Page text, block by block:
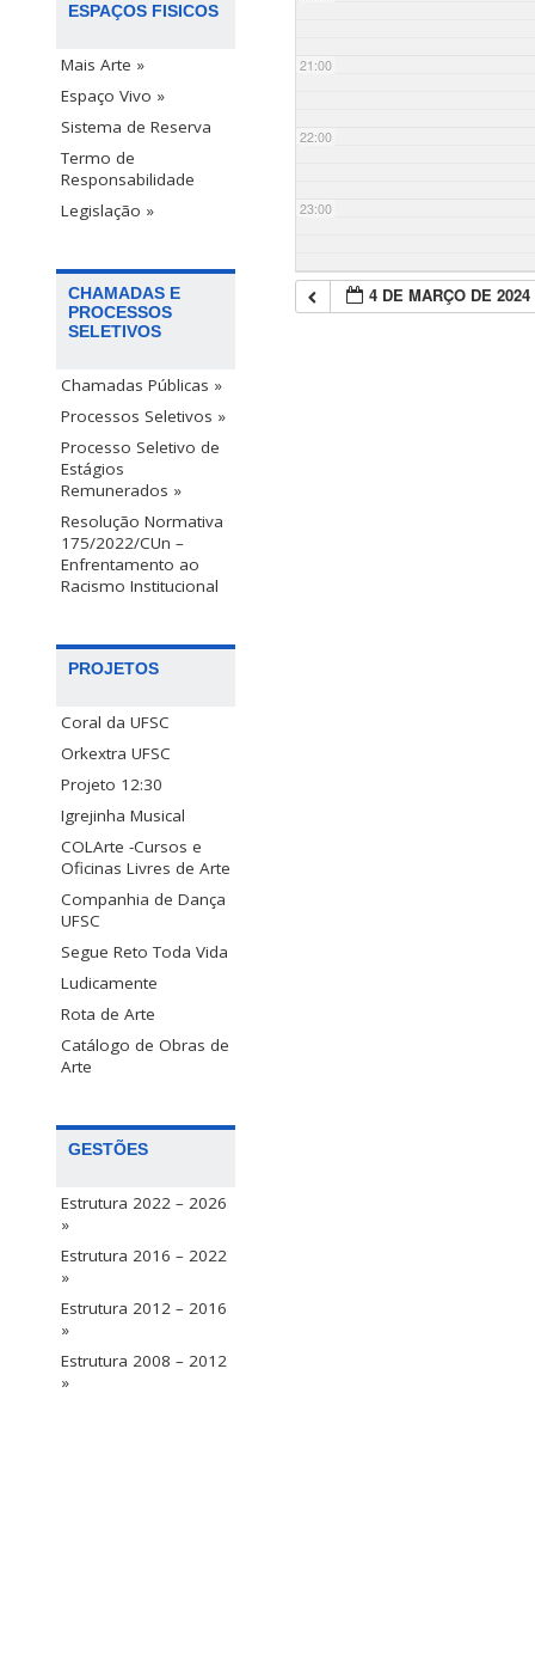
ESPAÇOS FISICOS
Mais Arte »
Espaço Vivo »
Sistema de Reserva
Termo de
Responsabilidade
Legislação »
CHAMADAS E
PROCESSOS
SELETIVOS
Chamadas Públicas »
Processos Seletivos »
Processo Seletivo de
Estágios
Remunerados »
Resolução Normativa
175/2022/CUn –
Enfrentamento ao
Racismo Institucional
PROJETOS
Coral da UFSC
Orkextra UFSC
Projeto 12:30
Igrejinha Musical
COLArte -Cursos e
Oficinas Livres de Arte
Companhia de Dança
UFSC
Segue Reto Toda Vida
Ludicamente
Rota de Arte
Catálogo de Obras de
Arte
GESTÕES
Estrutura 2022 – 2026
»
Estrutura 2016 – 2022
»
Estrutura 2012 – 2016
»
Estrutura 2008 – 2012
»
21:00
22:00
23:00
4 DE MARÇO DE 2024